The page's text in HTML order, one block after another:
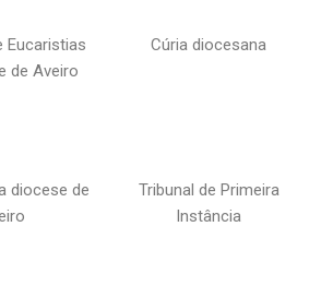
Eucaristias
de Aveiro
Cúria diocesana
diocese de
Tribunal de Primeira
Instância